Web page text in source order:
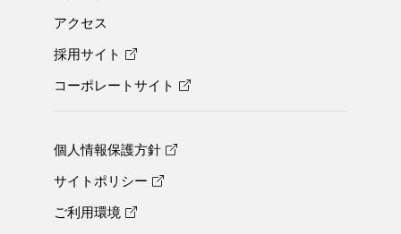
アクセス
採用サイト
コーポレートサイト
個人情報保護方針
サイトポリシー
ご利用環境